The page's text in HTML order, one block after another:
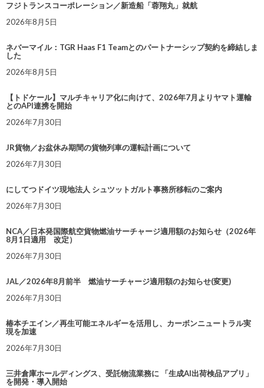
フジトランスコーポレーション／新造船「蓉翔丸」就航
2026年8月5日
ネバーマイル：TGR Haas F1 Teamとのパートナーシップ契約を締結しま
した
2026年8月5日
【トドケール】マルチキャリア化に向けて、2026年7月よりヤマト運輸
とのAPI連携を開始
2026年7月30日
JR貨物／お盆休み期間の貨物列車の運転計画について
2026年7月30日
にしてつドイツ現地法人 シュツットガルト事務所移転のご案内
2026年7月30日
NCA／日本発国際航空貨物燃油サーチャージ適用額のお知らせ（2026年
8月1日適用 改定）
2026年7月30日
JAL／2026年8月前半 燃油サーチャージ適用額のお知らせ(変更)
2026年7月30日
椿本チエイン／再生可能エネルギーを活用し、カーボンニュートラル実
現を加速
2026年7月30日
三井倉庫ホールディングス、受託物流業務に 「生成AI出荷検品アプリ」
を開発・導入開始